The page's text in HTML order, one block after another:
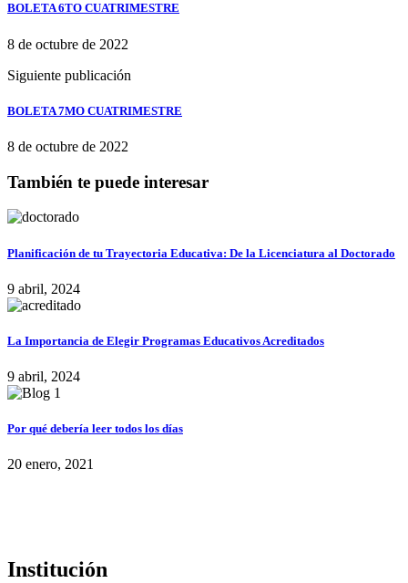
BOLETA 6TO CUATRIMESTRE
8 de octubre de 2022
Siguiente publicación
BOLETA 7MO CUATRIMESTRE
8 de octubre de 2022
También te puede interesar
Planificación de tu Trayectoria Educativa: De la Licenciatura al Doctorado
9 abril, 2024
La Importancia de Elegir Programas Educativos Acreditados
9 abril, 2024
Por qué debería leer todos los días
20 enero, 2021
Institución